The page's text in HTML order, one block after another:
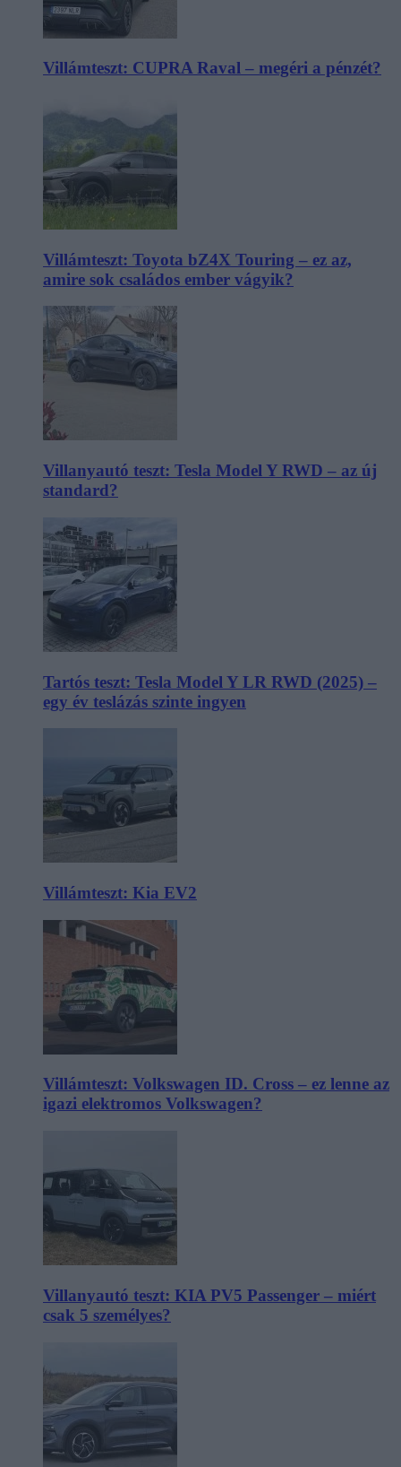
Villámteszt: CUPRA Raval – megéri a pénzét?
Villámteszt: Toyota bZ4X Touring – ez az,
amire sok családos ember vágyik?
Villanyautó teszt: Tesla Model Y RWD – az új
standard?
Tartós teszt: Tesla Model Y LR RWD (2025) –
egy év teslázás szinte ingyen
Villámteszt: Kia EV2
Villámteszt: Volkswagen ID. Cross – ez lenne az
igazi elektromos Volkswagen?
Villanyautó teszt: KIA PV5 Passenger – miért
csak 5 személyes?